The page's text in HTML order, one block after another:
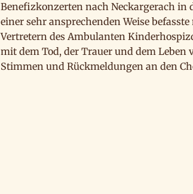
Benefizkonzerten nach Neckargerach
einer sehr ansprechenden Weise
Vertretern des Ambulanten
mit dem Tod, der Trauer und dem
Stimmen und Rückmeldungen an den